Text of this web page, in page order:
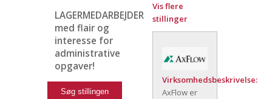
LAGERMEDARBEJDER
med flair og
interesse for
administrative
opgaver!
Vis flere
stillinger
Virksomhedsbeskrivelse:
AxFlow er